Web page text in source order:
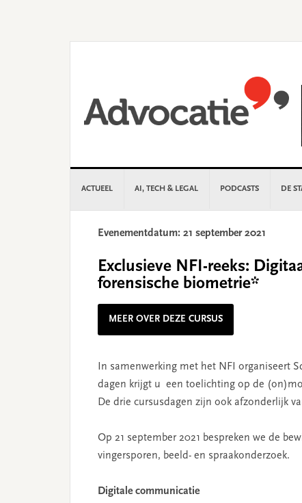
ACTUEEL AI, TECH & LEGAL PODCASTS DE
Evenementdatum: 21 september 2021
Exclusieve NFI-reeks:
forensische biometrie*
MEER OVER DEZE CURSUS
In samenwerking met het NFI organiseert
dagen krijgt u een toelichting op de
De drie cursusdagen zijn ook afzonderlijk
Op 21 september 2021 bespreken we de
vingersporen, beeld- en spraakonderzoek.
Digitale communicatie